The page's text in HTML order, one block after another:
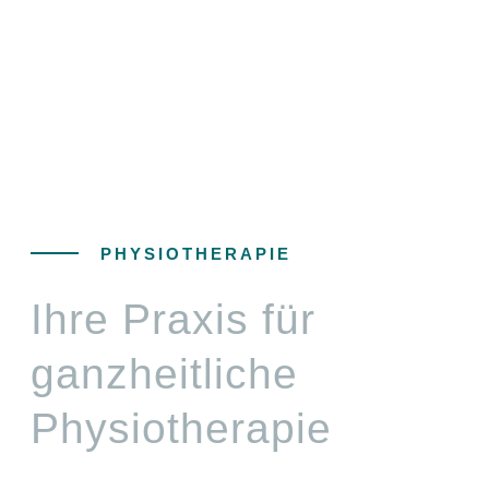
PHYSIOTHERAPIE
Ihre Praxis für
ganzheitliche
Physiotherapie